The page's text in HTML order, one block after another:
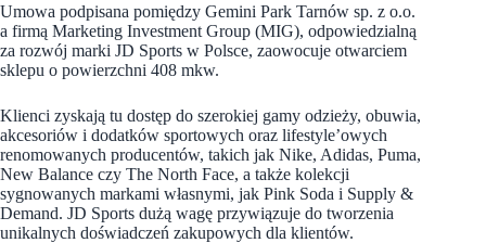
Umowa podpisana pomiędzy Gemini Park Tarnów sp. z o.o.
a firmą Marketing Investment Group (MIG), odpowiedzialną
za rozwój marki JD Sports w Polsce, zaowocuje otwarciem
sklepu o powierzchni 408 mkw.
Klienci zyskają tu dostęp do szerokiej gamy odzieży, obuwia,
akcesoriów i dodatków sportowych oraz lifestyle’owych
renomowanych producentów, takich jak Nike, Adidas, Puma,
New Balance czy The North Face, a także kolekcji
sygnowanych markami własnymi, jak Pink Soda i Supply &
Demand. JD Sports dużą wagę przywiązuje do tworzenia
unikalnych doświadczeń zakupowych dla klientów.